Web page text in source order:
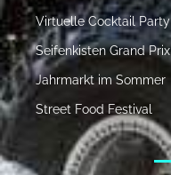
Virtuelle Cocktail Party
Seifenkisten Grand Prix
Jahrmarkt im Sommer
Street Food Festival